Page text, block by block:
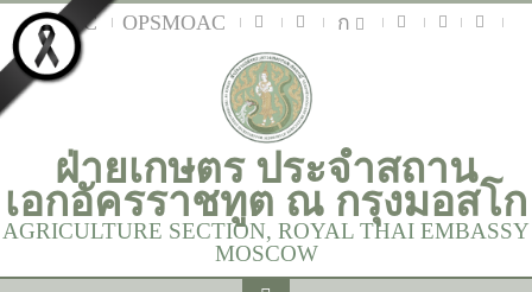
MOAC OPSMOAC ก
ฝ่ายเกษตร ประจำสถาน
เอกอัครราชทูต ณ กรุงมอสโก
AGRICULTURE SECTION, ROYAL THAI EMBASSY
MOSCOW